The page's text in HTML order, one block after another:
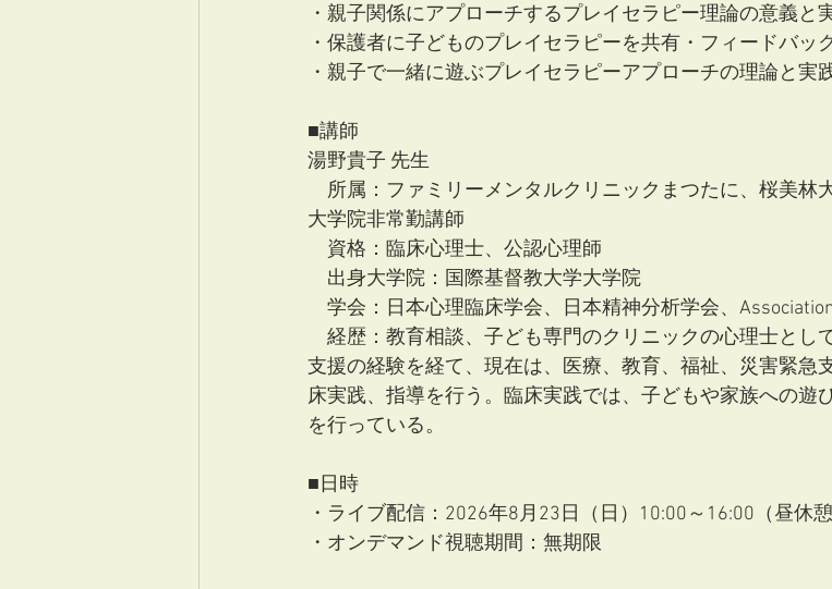
・親子関係にアプローチするプレイセラピー理論の意義と
・保護者に子どものプレイセラピーを共有・フィードバッ
・親子で一緒に遊ぶプレイセラピーアプローチの理論と実
■講師
湯野貴子 先生
所属：ファミリーメンタルクリニックまつたに、桜美林
大学院非常勤講師
資格：臨床心理士、公認心理師
出身大学院：国際基督教大学大学院
学会：日本心理臨床学会、日本精神分析学会、
経歴：教育相談、子ども専門のクリニックの心理士とし
支援の経験を経て、現在は、医療、教育、福祉、災害緊急
床実践、指導を行う。臨床実践では、子どもや家族への遊
を行っている。
■日時
・ライブ配信：2026年8月23日（日）10:00～16:00（昼休憩
・オンデマンド視聴期間：無期限